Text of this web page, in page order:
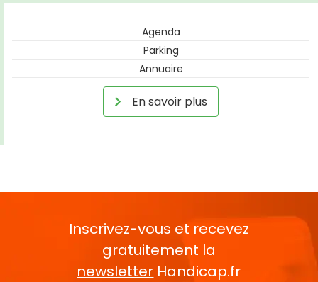
Agenda
Parking
Annuaire
En savoir plus
Inscrivez-vous et recevez
gratuitement la
newsletter Handicap.fr